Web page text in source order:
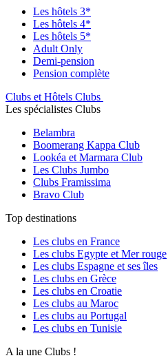
Les hôtels 3*
Les hôtels 4*
Les hôtels 5*
Adult Only
Demi-pension
Pension complète
Clubs et Hôtels Clubs
Les spécialistes Clubs
Belambra
Boomerang Kappa Club
Lookéa et Marmara Club
Les Clubs Jumbo
Clubs Framissima
Bravo Club
Top destinations
Les clubs en France
Les clubs Egypte et Mer rouge
Les clubs Espagne et ses îles
Les clubs en Grèce
Les clubs en Croatie
Les clubs au Maroc
Les clubs au Portugal
Les clubs en Tunisie
A la une Clubs !